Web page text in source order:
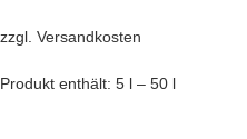
zzgl. Versandkosten
Produkt enthält: 5 l – 50 l